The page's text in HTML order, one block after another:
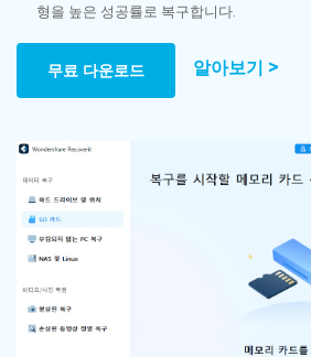
도움말 센터
Recoverit - Mac 버전
Mac 시스템에서 무제한 데이터 복구
무료 체험
분실/삭제된 데이터 무료 복구
디바이스 복구하기
삭제된 파일 복구
손상된 파일 복구
더 많은 솔루션 찾기
드라이브에서 복구
삭제된 미디어 복구
복구 솔루션
삭제된 파일 복구
데이터 손실 시나리오
다운로드
형을 높은 성공률로 복구합니다.
무료 다운로드 알아보기 >